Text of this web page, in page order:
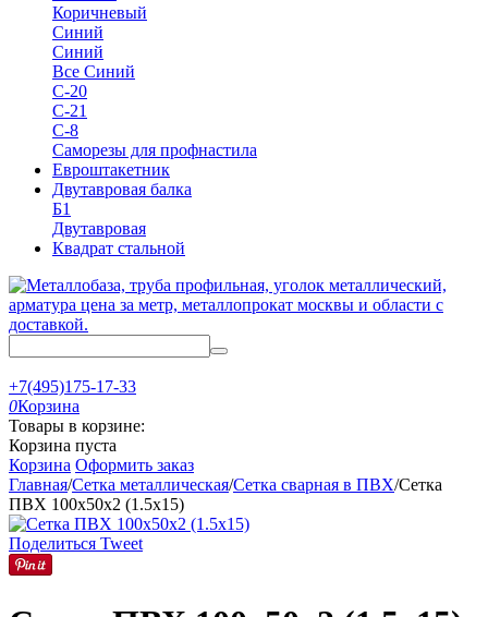
Коричневый
Синий
Синий
Все Синий
С-20
С-21
С-8
Саморезы для профнастила
Евроштакетник
Двутавровая балка
Б1
Двутавровая
Квадрат стальной
+7(495)175-17-33
0Корзина
Товары в корзине:
Корзина пуста
Корзина Оформить заказ
Главная/Сетка металлическая/Сетка сварная в ПВХ/Сетка
ПВХ 100х50х2 (1.5х15)
Поделиться Tweet